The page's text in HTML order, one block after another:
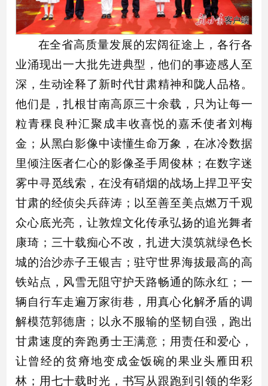
在全省高质量发展的宏阔征途上，各行各
业涌现出一大批先进典型，他们的事迹感人至
深，生动诠释了新时代甘肃精神和陇人品格。
他们是，扎根甘南高原三十余载，只为让每一
粒青稞良种汇聚成丰收喜悦的嘉禾使者刘梅
金；从黑白影像中读懂生命万象，在冰冷数据
里倾注医者仁心的影像圣手周俊林；在数字迷
雾中寻觅线索，在没有硝烟的战场上捍卫平安
甘肃的经侦尖兵薛涛；以至善至美点燃万千观
众心底光亮，让敦煌文化传承弘扬的追光舞者
康琦；三十载痴心不改，扎进大漠筑就绿色长
城的治沙赤子王银吉；驻守世界海拔最高的高
铁站点，风雪无阻守护天路畅通的陈永红；一
辆自行车走遍万家街巷，用真心化解矛盾的调
解模范郭德唐；以永不服输的坚韧自强，跑出
甘肃速度的奔跑勇士王满意；用责任和爱心，
让曾经的贫瘠地变成金饭碗的果业头雁田积
林；用七十载时光，书写从跟跑到引领的华彩